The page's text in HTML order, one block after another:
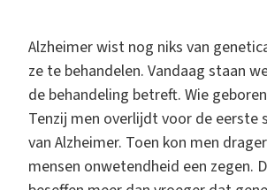
Alzheimer wist nog niks van
ze te behandelen. Vandaag staan
de behandeling betreft. Wie
Tenzij men overlijdt voor de eerste
van Alzheimer. Toen kon men
mensen onwetendheid een zegen.